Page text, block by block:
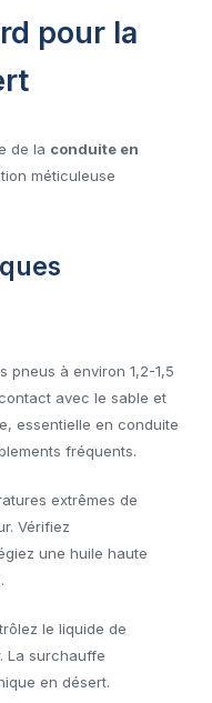
pour la
de la conduite en
méticuleuse
pneus à environ 1,2-1,5
avec le sable et
essentielle en conduite
fréquents.
extrêmes de
Vérifiez
une huile haute
le liquide de
La surchauffe
en désert.